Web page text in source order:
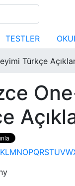
TESTLER
Türkçe
KLMNOPQRSTUVW